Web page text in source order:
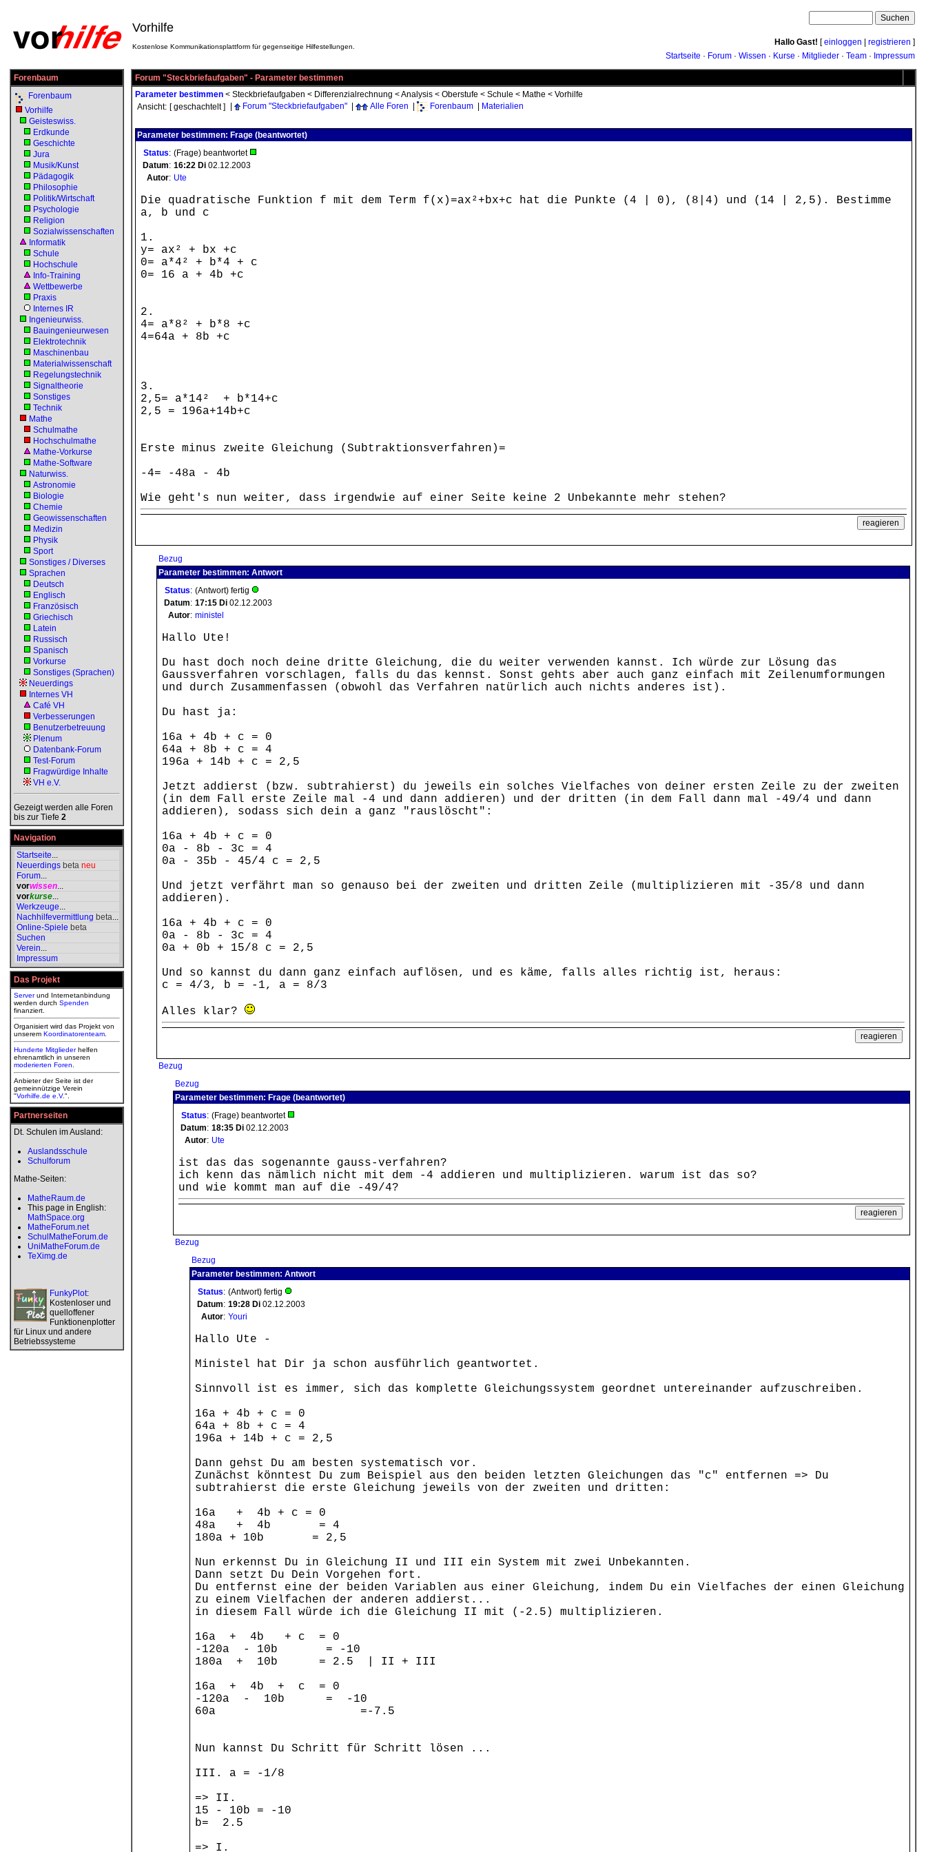
Vorhilfe
Kostenlose Kommunikationsplattform für gegenseitige Hilfestellungen. Hallo Gast! [einloggen registrieren ]
Startseite · Forum · Wissen · Kurse · Mitglieder · Team · Impressum
Forenbaum
Forenbaum
Vorhilfe
Geisteswiss.
Erdkunde
Geschichte
Jura
Musik/Kunst
Pädagogik
Philosophie
Politik/Wirtschaft
Psychologie
Religion
Sozialwissenschaften
Informatik
Schule
Hochschule
Info-Training
Wettbewerbe
Praxis
Internes IR
Ingenieurwiss.
Bauingenieurwesen
Elektrotechnik
Maschinenbau
Materialwissenschaft
Regelungstechnik
Signaltheorie
Sonstiges
Technik
Mathe
Schulmathe
Hochschulmathe
Mathe-Vorkurse
Mathe-Software
Naturwiss.
Astronomie
Biologie
Chemie
Geowissenschaften
Medizin
Physik
Sport
Sonstiges / Diverses
Sprachen
Deutsch
Englisch
Französisch
Griechisch
Latein
Russisch
Spanisch
Vorkurse
Sonstiges (Sprachen)
Neuerdings
Internes VH
Café VH
Verbesserungen
Benutzerbetreuung
Plenum
Datenbank-Forum
Test-Forum
Fragwürdige Inhalte
VH e.V.
Gezeigt werden alle Foren
bis zur Tiefe 2
Navigation
Startseite...
Neuerdings beta neu
Forum...
vorwissen...
vorkurse...
Werkzeuge...
Nachhilfevermittlung beta...
Online-Spiele beta
Suchen
Verein...
Impressum
Das Projekt
Serverund Internetanbindung
werden durch Spenden
finanziert.
Organisiert wird das Projekt von
unserem Koordinatorenteam
Hunderte Mitgliederhelfen
ehrenamtlich in unseren
moderierten Foren
Anbieter der Seite ist der
gemeinnützige Verein
"Vorhilfe.de e.V.".
Partnerseiten
Dt. Schulen im Ausland:
Auslandsschule
Schulforum
Mathe-Seiten:
MatheRaum.de
This page in English:
MathSpace.org
MatheForum.net
SchulMatheForum.de
UniMatheForum.de
TeXimg.de
FunkyPlot:
Kostenloser und
quelloffener
Funktionenplotter
für Linux und andere
Betriebssysteme
Forum "Steckbriefaufgaben" - Parameter bestimmen
Parameter bestimmen < Steckbriefaufgaben < Differenzialrechnung <Analysis < Oberstufe < Schule < Mathe < Vorhilfe
Ansicht: [ geschachtelt ] Forum "Steckbriefaufgaben" Alle Foren Forenbaum Materialien
Parameter bestimmen: Frage (beantwortet)
Status: (Frage) beantwortet
Datum: 16:22 Di 02.12.2003
Autor: Ute
Die quadratische Funktion f mit dem Term f(x)=ax²+bx+c hat die Punkte (4 | 0), (8|4) und (14 | 2,5). Bestimme
a, b und c
1.
y= ax² + bx +c
0= a*4² + b*4 + c
0= 16 a + 4b +c
2.
4= a*8² + b*8 +c
4=64a + 8b +c
3.
2,5= a*14² + b*14+c
2,5 = 196a+14b+c
Erste minus zweite Gleichung (Subtraktionsverfahren)=
-4= -48a - 4b
Wie geht's nun weiter, dass irgendwie auf einer Seite keine 2 Unbekannte mehr stehen?
Bezug
Parameter bestimmen: Antwort
Status: (Antwort) fertig
Datum: 17:15 Di 02.12.2003
Autor: ministel
Hallo Ute!
Du hast doch noch deine dritte Gleichung, die du weiter verwenden kannst. Ich würde zur Lösung das
Gaussverfahren vorschlagen, falls du das kennst. Sonst gehts aber auch ganz einfach mit Zeilenumformungen
und durch Zusammenfassen (obwohl das Verfahren natürlich auch nichts anderes ist).
Du hast ja:
16a + 4b + c = 0
64a + 8b + c = 4
196a + 14b + c = 2,5
Jetzt addierst (bzw. subtrahierst) du jeweils ein solches Vielfaches von deiner ersten Zeile zu der zweiten
(in dem Fall erste Zeile mal -4 und dann addieren) und der dritten (in dem Fall dann mal -49/4 und dann
addieren), sodass sich dein a ganz "rauslöscht":
16a + 4b + c = 0
0a - 8b - 3c = 4
0a - 35b - 45/4 c = 2,5
Und jetzt verfährt man so genauso bei der zweiten und dritten Zeile (multiplizieren mit -35/8 und dann
addieren).
16a + 4b + c = 0
0a - 8b - 3c = 4
0a + 0b + 15/8 c = 2,5
Und so kannst du dann ganz einfach auflösen, und es käme, falls alles richtig ist, heraus:
c = 4/3, b = -1, a = 8/3
Alles klar?
Bezug
Bezug
Parameter bestimmen: Frage (beantwortet)
Status: (Frage) beantwortet
Datum: 18:35 Di 02.12.2003
Autor: Ute
ist das das sogenannte gauss-verfahren?
ich kenn das nämlich nicht mit dem -4 addieren und multiplizieren. warum ist das so?
und wie kommt man auf die -49/4?
Bezug
Bezug
Parameter bestimmen: Antwort
Status: (Antwort) fertig
Datum: 19:28 Di 02.12.2003
Autor: Youri
Hallo Ute -
Ministel hat Dir ja schon ausführlich geantwortet.
Sinnvoll ist es immer, sich das komplette Gleichungssystem geordnet untereinander aufzuschreiben.
16a + 4b + c = 0
64a + 8b + c = 4
196a + 14b + c = 2,5
Dann gehst Du am besten systematisch vor.
Zunächst könntest Du zum Beispiel aus den beiden letzten Gleichungen das "c" entfernen => Du
subtrahierst die erste Gleichung jeweils von der zweiten und dritten:
16a + 4b + c = 0
48a + 4b = 4
180a + 10b = 2,5
Nun erkennst Du in Gleichung II und III ein System mit zwei Unbekannten.
Dann setzt Du Dein Vorgehen fort.
Du entfernst eine der beiden Variablen aus einer Gleichung, indem Du ein Vielfaches der einen Gleichung
zu einem Vielfachen der anderen addierst...
in diesem Fall würde ich die Gleichung II mit (-2.5) multiplizieren.
16a + 4b + c = 0
-120a - 10b = -10
180a + 10b = 2.5 | II + III
16a + 4b + c = 0
-120a - 10b = -10
60a =-7.5
Nun kannst Du Schritt für Schritt lösen ...
III. a = -1/8
=> II.
15 - 10b = -10
b= 2.5
=> I.